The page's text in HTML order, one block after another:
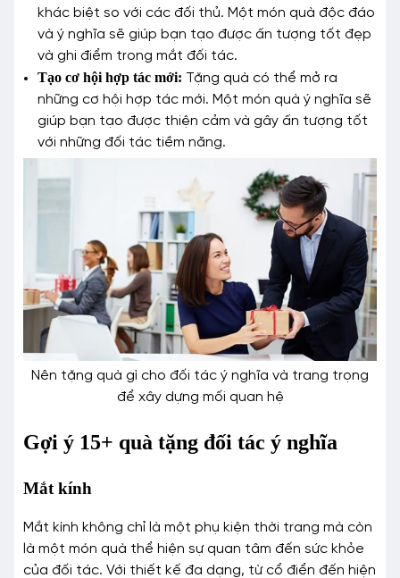
khác biệt so với các đối thủ. Một món quà độc đáo
và ý nghĩa sẽ giúp bạn tạo được ấn tượng tốt đẹp
và ghi điểm trong mắt đối tác.
Tạo cơ hội hợp tác mới: Tặng quà có thể mở ra
những cơ hội hợp tác mới. Một món quà ý nghĩa sẽ
giúp bạn tạo được thiện cảm và gây ấn tượng tốt
với những đối tác tiềm năng.
Nên tặng quà gì cho đối tác ý nghĩa và trang trọng
để xây dựng mối quan hệ
Gợi ý 15+ quà tặng đối tác ý nghĩa
Mắt kính
Mắt kính không chỉ là một phụ kiện thời trang mà còn
là một món quà thể hiện sự quan tâm đến sức khỏe
của đối tác. Với thiết kế đa dạng, từ cổ điển đến hiện